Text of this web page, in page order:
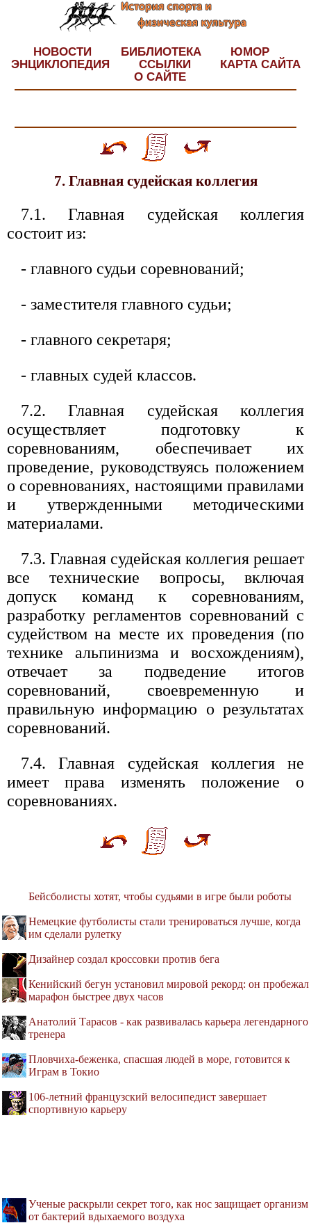
НОВОСТИ БИБЛИОТЕКА
ЮМОР
ЭНЦИКЛОПЕДИЯ
ССЫЛКИ
КАРТА САЙТА
О САЙТЕ
7. Главная судейская коллегия
7.1. Главная судейская коллегия
состоит из:
- главного судьи соревнований;
- заместителя главного судьи;
- главного секретаря;
- главных судей классов.
7.2. Главная судейская коллегия
осуществляет подготовку к
соревнованиям, обеспечивает их
проведение, руководствуясь положением
о соревнованиях, настоящими правилами
и утвержденными методическими
материалами.
7.3. Главная судейская коллегия решает
все технические вопросы, включая
допуск команд к соревнованиям,
разработку регламентов соревнований с
судейством на месте их проведения (по
технике альпинизма и восхождениям),
отвечает за подведение итогов
соревнований, своевременную и
правильную информацию о результатах
соревнований.
7.4. Главная судейская коллегия не
имеет права изменять положение о
соревнованиях.
Бейсболисты хотят, чтобы судьями в игре были роботы
Немецкие футболисты стали тренироваться лучше, когда
им сделали рулетку
Дизайнер создал кроссовки против бега
Кенийский бегун установил мировой рекорд: он пробежал
марафон быстрее двух часов
Анатолий Тарасов - как развивалась карьера легендарного
тренера
Пловчиха-беженка, спасшая людей в море, готовится к
Играм в Токио
106-летний французский велосипедист завершает
спортивную карьеру
Ученые раскрыли секрет того, как нос защищает организм
от бактерий вдыхаемого воздуха